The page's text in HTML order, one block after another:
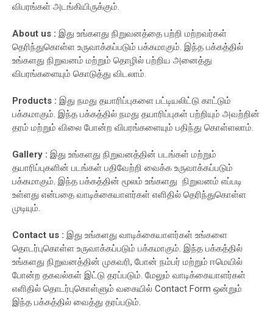
விபரங்கள் அடங்கியிருக்கும்.
About us : இது உங்களது நிறுவனத்தை பற்றி மற்றவர்கள்
தெரிந்துகொள்ள உருவாக்கப்படும் பக்கமாகும். இந்த பக்கத்தில்
உங்களது நிறுவனம் மற்றும் தொழில் பற்றிய அனைத்து
விபரங்களையும் கொடுத்து விடலாம்.
Products : இது நமது தயாரிப்புகளை பட்டியலிட்டு காட்டும்
பக்கமாகும். இந்த பக்கத்தில் நமது தயாரிப்புகள் பற்றியும் அவற்றின்
தரம் மற்றும் விலை போன்ற விபரங்களையும் பதிந்து கொள்ளலாம்.
Gallery : இது உங்களது நிறுவனத்தின் படங்கள் மற்றும்
தயாரிப்புகளின் படங்கள் பதிவேற்றி வைக்க உருவாக்கப்படும்
பக்கமாகும். இந்த பக்கத்தின் மூலம் உங்களது நிறுவனம் எப்படி
உள்ளது என்பதை வாடிக்கையாளர்கள் எளிதில் தெரிந்துகொள்ள
முடியும்.
Contact us : இது உங்களது வாடிக்கையாளர்கள் உங்களை
தொடர்புகொள்ள உருவாக்கப்படும் பக்கமாகும். இந்த பக்கத்தில்
உங்களது நிறுவனத்தின் முகவரி, போன் நம்பர் மற்றும் ஈமெயில்
போன்ற தகவல்கள் இட்டு தரப்படும். மேலும் வாடிக்கையாளர்கள்
எளிதில் தொடர்புகொள்ளும் வகையில் Contact Form ஒன்றும்
இந்த பக்கத்தில் வைத்து தரப்படும்.